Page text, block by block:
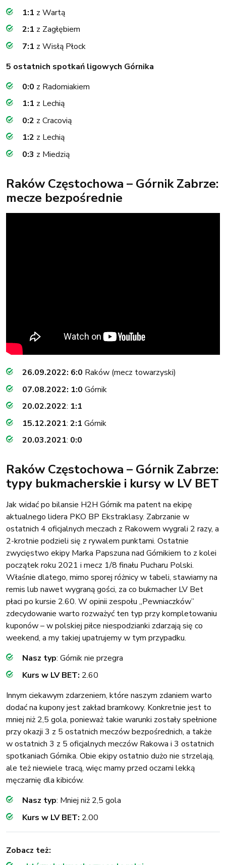
1:1 z Wartą
2:1 z Zagłębiem
7:1 z Wisłą Płock
5 ostatnich spotkań ligowych Górnika
0:0 z Radomiakiem
1:1 z Lechią
0:2 z Cracovią
1:2 z Lechią
0:3 z Miedzią
Raków Częstochowa – Górnik Zabrze:
mecze bezpośrednie
26.09.2022: 6:0 Raków (mecz towarzyski)
07.08.2022: 1:0 Górnik
20.02.2022: 1:1
15.12.2021: 2:1 Górnik
20.03.2021: 0:0
Raków Częstochowa – Górnik Zabrze:
typy bukmacherskie i kursy w LV BET
Jak widać po bilansie H2H Górnik ma patent na ekipę
aktualnego lidera PKO BP Ekstraklasy. Zabrzanie w
ostatnich 4 oficjalnych meczach z Rakowem wygrali 2 razy, a
2-krotnie podzieli się z rywalem punktami. Ostatnie
zwycięstwo ekipy Marka Papszuna nad Górnikiem to z kolei
początek roku 2021 i mecz 1/8 finału Pucharu Polski.
Właśnie dlatego, mimo sporej różnicy w tabeli, stawiamy na
remis lub nawet wygraną gości, za co bukmacher LV Bet
płaci po kursie 2.60. W opinii zespołu „Pewniaczków”
zdecydowanie warto rozważyć ten typ przy kompletowaniu
kuponów – w polskiej piłce niespodzianki zdarzają się co
weekend, a my takiej upatrujemy w tym przypadku.
Nasz typ: Górnik nie przegra
Kurs w LV BET: 2.60
Innym ciekawym zdarzeniem, które naszym zdaniem warto
dodać na kupony jest zakład bramkowy. Konkretnie jest to
mniej niż 2,5 gola, ponieważ takie warunki zostały spełnione
przy okazji 3 z 5 ostatnich meczów bezpośrednich, a także
w ostatnich 3 z 5 oficjalnych meczów Rakowa i 3 ostatnich
spotkaniach Górnika. Obie ekipy ostatnio dużo nie strzelają,
ale też niewiele tracą, więc mamy przed oczami lekką
męczarnię dla kibiców.
Nasz typ: Mniej niż 2,5 gola
Kurs w LV BET: 2.00
Zobacz też: